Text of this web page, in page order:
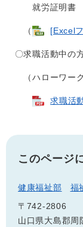
就労証明書
（ [Excel
〇求職活動中の
（ハローワーク
求職活
このページ
健康福祉部 福
〒742-2806
山口県大島郡周